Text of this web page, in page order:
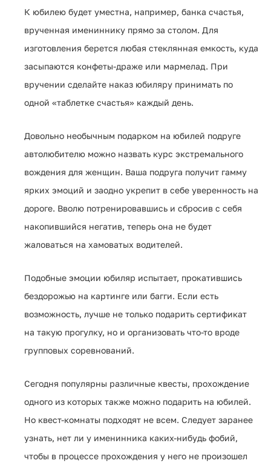
К юбилею будет уместна, например, банка счастья,
врученная имениннику прямо за столом. Для
изготовления берется любая стеклянная емкость, куда
засыпаются конфеты-драже или мармелад. При
вручении сделайте наказ юбиляру принимать по
одной «таблетке счастья» каждый день.
Довольно необычным подарком на юбилей подруге
автолюбителю можно назвать курс экстремального
вождения для женщин. Ваша подруга получит гамму
ярких эмоций и заодно укрепит в себе уверенность на
дороге. Вволю потренировавшись и сбросив с себя
накопившийся негатив, теперь она не будет
жаловаться на хамоватых водителей.
Подобные эмоции юбиляр испытает, прокатившись
бездорожью на картинге или багги. Если есть
возможность, лучше не только подарить сертификат
на такую прогулку, но и организовать что-то вроде
групповых соревнований.
Сегодня популярны различные квесты, прохождение
одного из которых также можно подарить на юбилей.
Но квест-комнаты подходят не всем. Следует заранее
узнать, нет ли у именинника каких-нибудь фобий,
чтобы в процессе прохождения у него не произошел